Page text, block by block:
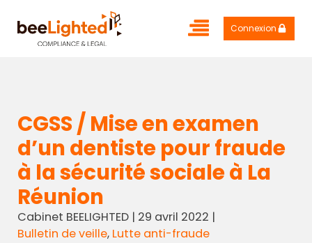
Connexion
CGSS / Mise en examen
d’un dentiste pour fraude
à la sécurité sociale à La
Réunion
Cabinet BEELIGHTED| 29 avril 2022 |
Bulletin de veille, Lutte anti-fraude